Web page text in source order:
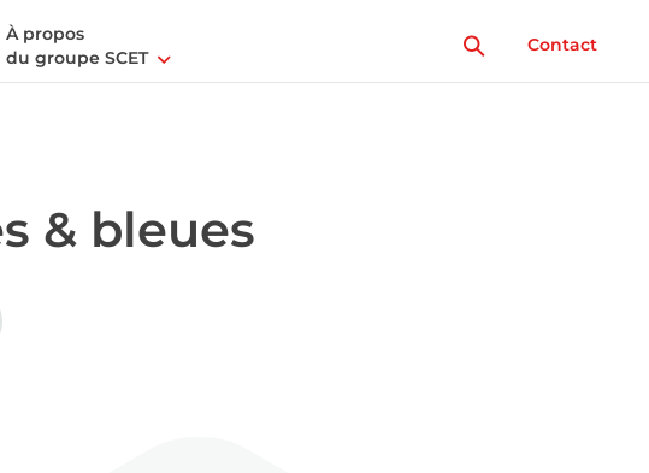
À propos
du groupe SCET
Contact
& bleues